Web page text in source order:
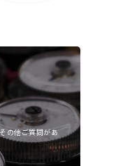
の他ご質問があ